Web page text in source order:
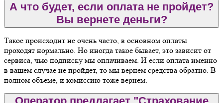
А что будет, если оплата не пройдет?
Вы вернете деньги?
Такое происходит не очень часто, в основном оплаты
проходят нормально. Но иногда такое бывает, это зависит от
сервиса, чью подписку мы оплачиваем. И если оплата именно
в вашем случае не пройдет, то мы вернем средства обратно. В
полном объеме, и комиссию тоже вернем.